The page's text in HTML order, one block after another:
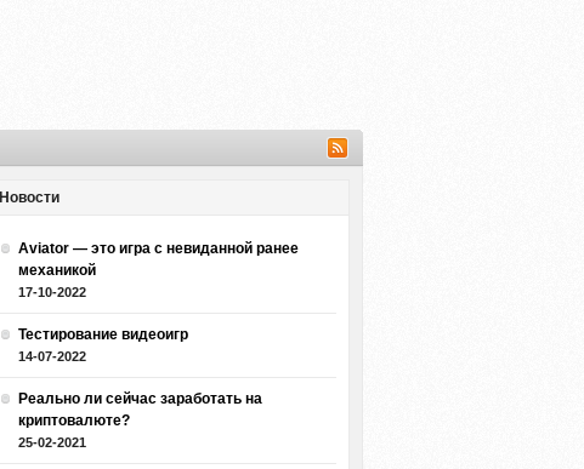
Новости
Aviator — это игра с невиданной ранее
механикой
17-10-2022
Тестирование видеоигр
14-07-2022
Реально ли сейчас заработать на
криптовалюте?
25-02-2021